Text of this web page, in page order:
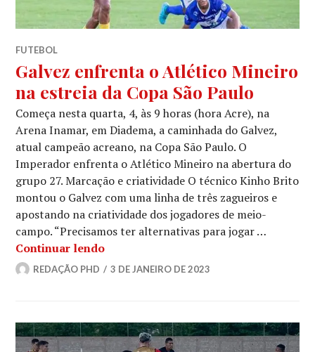
FUTEBOL
Galvez enfrenta o Atlético Mineiro
na estreia da Copa São Paulo
Começa nesta quarta, 4, às 9 horas (hora Acre), na
Arena Inamar, em Diadema, a caminhada do Galvez,
atual campeão acreano, na Copa São Paulo. O
Imperador enfrenta o Atlético Mineiro na abertura do
grupo 27. Marcação e criatividade O técnico Kinho Brito
montou o Galvez com uma linha de três zagueiros e
apostando na criatividade dos jogadores de meio-
campo. “Precisamos ter alternativas para jogar …
Continuar lendo
REDAÇÃO PHD 3 DE JANEIRO DE 2023